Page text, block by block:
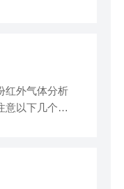
红外气体分析
意以下几个问